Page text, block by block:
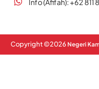
Copyright ©2026 Negeri